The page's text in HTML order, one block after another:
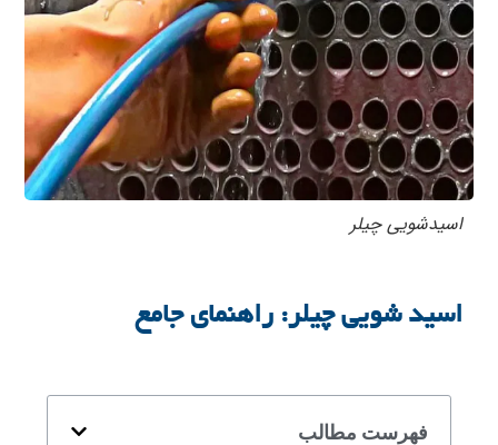
اسیدشویی چیلر
اسید شویی چیلر: راهنمای جامع
فهرست مطالب